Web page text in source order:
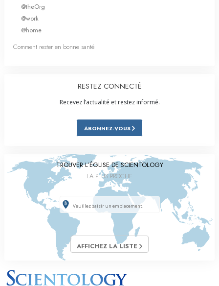
@theOrg
@work
@home
Comment rester en bonne santé
RESTEZ CONNECTÉ
Recevez l’actualité et restez informé.
ABONNEZ-VOUS
TROUVER L’ÉGLISE DE SCIENTOLOGY
LA PLUS PROCHE
AFFICHEZ LA LISTE